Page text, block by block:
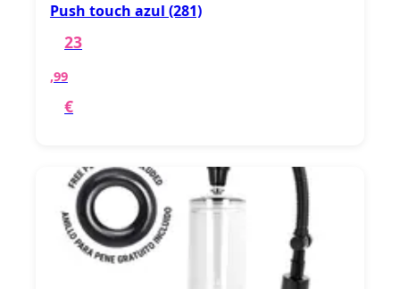
Push touch azul (281)
23
,99
€